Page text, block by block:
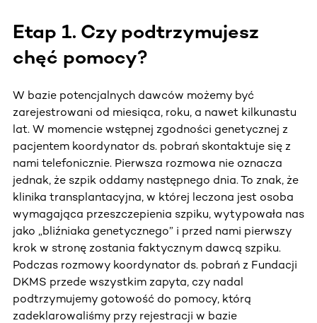
Etap 1. Czy podtrzymujesz
chęć pomocy?
W bazie potencjalnych dawców możemy być
zarejestrowani od miesiąca, roku, a nawet kilkunastu
lat. W momencie wstępnej zgodności genetycznej z
pacjentem koordynator ds. pobrań skontaktuje się z
nami telefonicznie. Pierwsza rozmowa nie oznacza
jednak, że szpik oddamy następnego dnia. To znak, że
klinika transplantacyjna, w której leczona jest osoba
wymagająca przeszczepienia szpiku, wytypowała nas
jako „bliźniaka genetycznego” i przed nami pierwszy
krok w stronę zostania faktycznym dawcą szpiku.
Podczas rozmowy koordynator ds. pobrań z Fundacji
DKMS przede wszystkim zapyta, czy nadal
podtrzymujemy gotowość do pomocy, którą
zadeklarowaliśmy przy rejestracji w bazie